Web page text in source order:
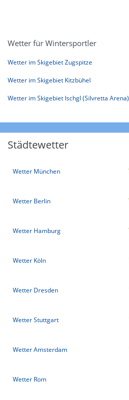
Wetter für Wintersportler
Wetter im Skigebiet Zugspitze
Wetter im Skigebiet Kitzbühel
Wetter im Skigebiet Ischgl (Silvretta Arena)
Städtewetter
Wetter München
Wetter Berlin
Wetter Hamburg
Wetter Köln
Wetter Dresden
Wetter Stuttgart
Wetter Amsterdam
Wetter Rom